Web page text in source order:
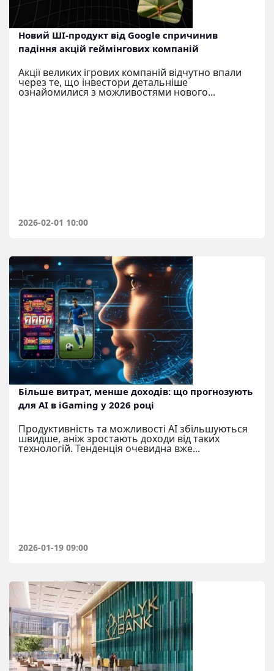
Новий ШІ-продукт від Google спричинив
падіння акцій геймінгових компаній
Акції великих ігрових компаній відчутно впали
через те, що інвестори детальніше
ознайомилися з можливостями нового...
2026-02-01 10:00
Більше витрат, менше доходів: що прогнозують
для AI в iGaming у 2026 році
Продуктивність та можливості AI збільшуються
швидше, аніж зростають доходи від таких
технологій. Тенденція очевидна вже...
2026-01-19 09:00